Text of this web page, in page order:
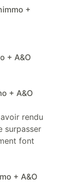
+
+ A&O
+ A&O
rendu
surpasser
font
+ A&O